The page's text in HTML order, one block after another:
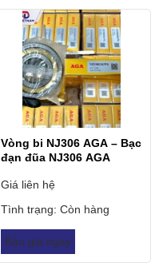
Vòng bi NJ306 AGA – Bạc
đạn đũa NJ306 AGA
Giá liên hệ
Tình trạng: Còn hàng
Báo giá ngay